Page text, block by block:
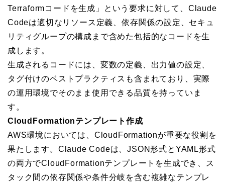
Terraformコードを生成」という要求に対して、Claude
Codeは適切なリソース定義、依存関係の設定、セキュ
リティグループの構成まで含めた包括的なコードを生
成します。
生成されるコードには、変数の定義、出力値の設定、
タグ付けのベストプラクティスも含まれており、実際
の運用環境でそのまま使用できる品質を持っていま
す。
CloudFormationテンプレート作成
AWS環境においては、CloudFormationが重要な役割を
果たします。Claude Codeは、JSON形式とYAML形式
の両方でCloudFormationテンプレートを生成でき、ス
タック間の依存関係や条件分岐を含む複雑なテンプレ